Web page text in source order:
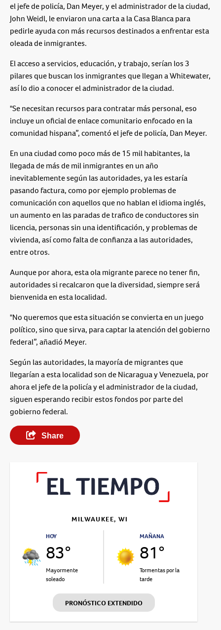
el jefe de policía, Dan Meyer, y el administrador de la ciudad,
John Weidl, le enviaron una carta a la Casa Blanca para
pedirle ayuda con más recursos destinados a enfrentar esta
oleada de inmigrantes.
El acceso a servicios, educación, y trabajo, serían los 3
pilares que buscan los inmigrantes que llegan a Whitewater,
así lo dio a conocer el administrador de la ciudad.
"Se necesitan recursos para contratar más personal, eso
incluye un oficial de enlace comunitario enfocado en la
comunidad hispana”, comentó el jefe de policía, Dan Meyer.
En una ciudad como poco más de 15 mil habitantes, la
llegada de más de mil inmigrantes en un año
inevitablemente según las autoridades, ya les estaría
pasando factura, como por ejemplo problemas de
comunicación con aquellos que no hablan el idioma inglés,
un aumento en las paradas de trafico de conductores sin
licencia, personas sin una identificación, y problemas de
vivienda, así como falta de confianza a las autoridades,
entre otros.
Aunque por ahora, esta ola migrante parece no tener fin,
autoridades si recalcaron que la diversidad, siempre será
bienvenida en esta localidad.
"No queremos que esta situación se convierta en un juego
político, sino que sirva, para captar la atención del gobierno
federal”, añadió Meyer.
Según las autoridades, la mayoría de migrantes que
llegarían a esta localidad son de Nicaragua y Venezuela, por
ahora el jefe de la policía y el administrador de la ciudad,
siguen esperando recibir estos fondos por parte del
gobierno federal.
Share
MILWAUKEE, WI
HOY
83°
Mayormente
soleado
MAÑANA
81°
Tormentas por la
tarde
PRONÓSTICO EXTENDIDO